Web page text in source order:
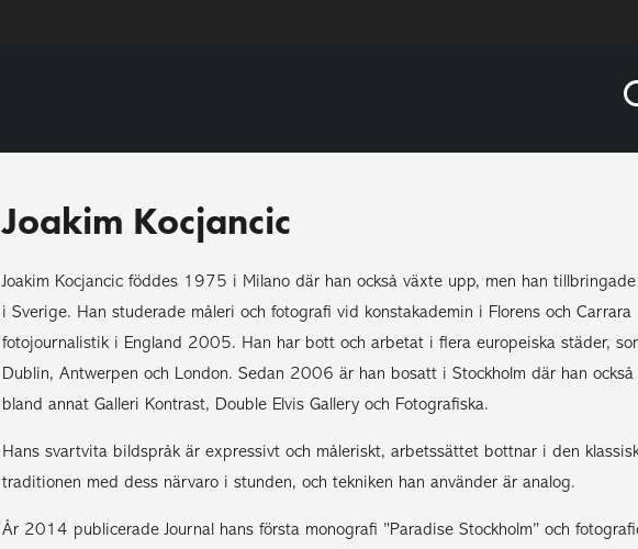
Joakim Kocjancic
Joakim Kocjancic föddes 1975 i Milano där han också växte upp, men han
i Sverige. Han studerade måleri och fotografi vid konstakademin i Florens och
fotojournalistik i England 2005. Han har bott och arbetat i flera europeiska städer,
Dublin, Antwerpen och London. Sedan 2006 är han bosatt i Stockholm där han
bland annat Galleri Kontrast, Double Elvis Gallery och Fotografiska.
Hans svartvita bildspråk är expressivt och måleriskt, arbetssättet bottnar i den
traditionen med dess närvaro i stunden, och tekniken han använder är analog.
År 2014 publicerade Journal hans första monografi ”Paradise Stockholm” och